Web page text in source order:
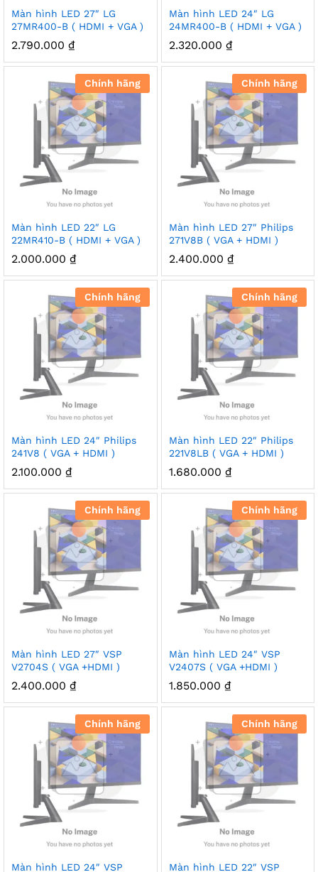
Màn hình LED 27″ LG
27MR400-B ( HDMI + VGA )
2.790.000 ₫
Màn hình LED 24″ LG
24MR400-B ( HDMI + VGA )
2.320.000 ₫
Chính hãng
Màn hình LED 22″ LG
22MR410-B ( HDMI + VGA )
2.000.000 ₫
Chính hãng
Màn hình LED 27″ Philips
271V8B ( VGA + HDMI )
2.400.000 ₫
Chính hãng
Màn hình LED 24″ Philips
241V8 ( VGA + HDMI )
2.100.000 ₫
Chính hãng
Màn hình LED 22″ Philips
221V8LB ( VGA + HDMI )
1.680.000 ₫
Chính hãng
Màn hình LED 27″ VSP
V2704S ( VGA +HDMI )
2.400.000 ₫
Chính hãng
Màn hình LED 24″ VSP
V2407S ( VGA +HDMI )
1.850.000 ₫
Chính hãng
Màn hình LED 24″ VSP
Chính hãng
Màn hình LED 22″ VSP